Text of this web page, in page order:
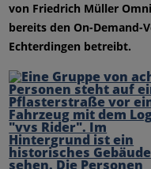
von Friedrich Müller
bereits den On-Demand-
Echterdingen betreibt.